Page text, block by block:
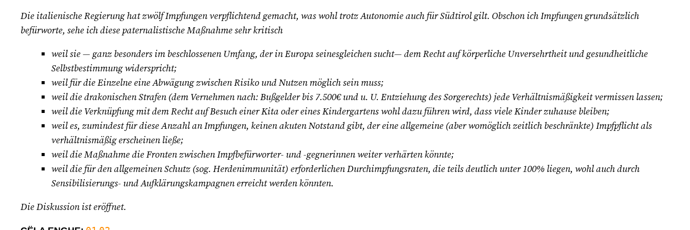
Die italienische Regierung hat zwölf Impfungen verpflichtend gemacht, was wohl trotz Autonomie auch für Südtirol gilt. Obschon ich Impfungen grundsätzlich
befürworte, sehe ich diese paternalistische Maßnahme sehr kritisch
weil sie — ganz besonders im beschlossenen Umfang, der in Europa seinesgleichen sucht— dem Recht auf körperliche Unversehrtheit und gesundheitliche
Selbstbestimmung widerspricht;
weil für die Einzelne eine Abwägung zwischen Risiko und Nutzen möglich sein muss;
weil die drakonischen Strafen (dem Vernehmen nach: Bußgelder bis 7.500€ und u. U. Entziehung des Sorgerechts) jede Verhältnismäßigkeit vermissen lassen;
weil die Verknüpfung mit dem Recht auf Besuch einer Kita oder eines Kindergartens wohl dazu führen wird, dass viele Kinder zuhause bleiben;
weil es, zumindest für diese Anzahl an Impfungen, keinen akuten Notstand gibt, der eine allgemeine (aber womöglich zeitlich beschränkte) Impfpflicht als
verhältnismäßig erscheinen ließe;
weil die Maßnahme die Fronten zwischen Impfbefürworter- und -gegnerinnen weiter verhärten könnte;
weil die für den allgemeinen Schutz (sog. Herdenimmunität) erforderlichen Durchimpfungsraten, die teils deutlich unter 100% liegen, wohl auch durch
Sensibilisierungs- und Aufklärungskampagnen erreicht werden könnten.
Die Diskussion ist eröffnet.